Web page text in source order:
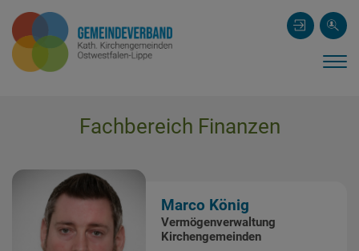
Fachbereich Finanzen
Marco König
Vermögenverwaltung
Kirchengemeinden